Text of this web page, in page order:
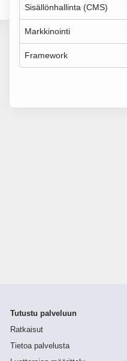
Sisällönhallinta (CMS)
Markkinointi
Framework
Tutustu palveluun
Ratkaisut
Tietoa palvelusta